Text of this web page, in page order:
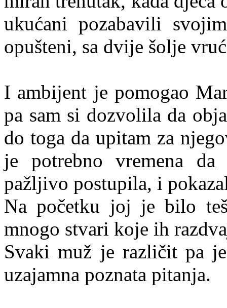
ukućani pozabavili
opušteni, sa dvije šolje
I ambijent je pomogao
pa sam si dozvolila da
do toga da upitam za
je potrebno vremena da
pažljivo postupila, i
Na početku joj je bilo
mnogo stvari koje ih
Svaki muž je različit pa
uzajamna poznata pitanja.